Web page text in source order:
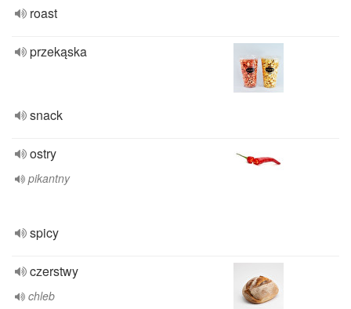
roast
przekąska
snack
ostry
pikantny
spicy
czerstwy
chleb